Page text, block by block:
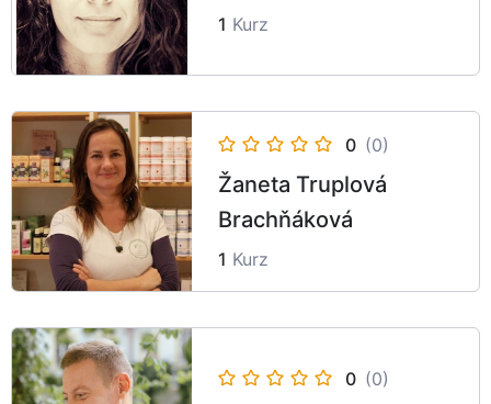
1 Kurz
0 (0)
Žaneta Truplová
Brachňáková
1 Kurz
0 (0)